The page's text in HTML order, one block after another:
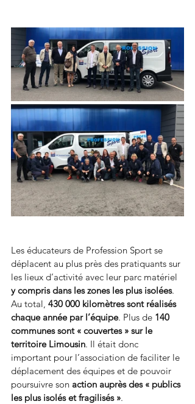
Les éducateurs de Profession Sport se
déplacent au plus près des pratiquants sur
les lieux d’activité avec leur parc matériel
y compris dans les zones les plus isolées.
Au total, 430 000 kilomètres sont réalisés
chaque année par l’équipe. Plus de 140
communes sont « couvertes » sur le
territoire Limousin. Il était donc
important pour l’association de faciliter le
déplacement des équipes et de pouvoir
poursuivre son action auprès des « publics
les plus isolés et fragilisés ».